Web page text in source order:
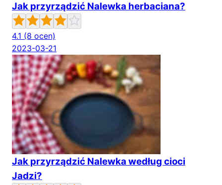
Jak przyrządzić Nalewka herbaciana?
4.1 (8 ocen)
2023-03-21
Jak przyrządzić Nalewka według cioci
Jadzi?